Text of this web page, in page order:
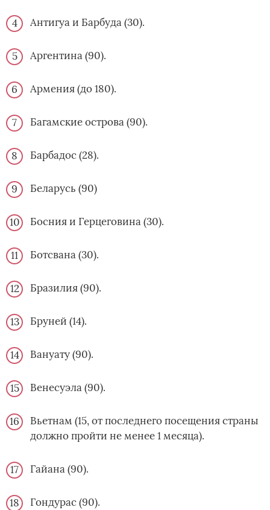
Антигуа и Барбуда (30).
Аргентина (90).
Армения (до 180).
Багамские острова (90).
Барбадос (28).
Беларусь (90)
Босния и Герцеговина (30).
Ботсвана (30).
Бразилия (90).
Бруней (14).
Вануату (90).
Венесуэла (90).
Вьетнам (15, от последнего посещения страны
должно пройти не менее 1 месяца).
Гайана (90).
Гондурас (90).